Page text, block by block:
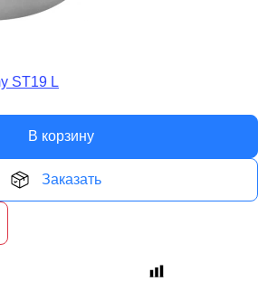
ST19 L
В корзину
Заказать